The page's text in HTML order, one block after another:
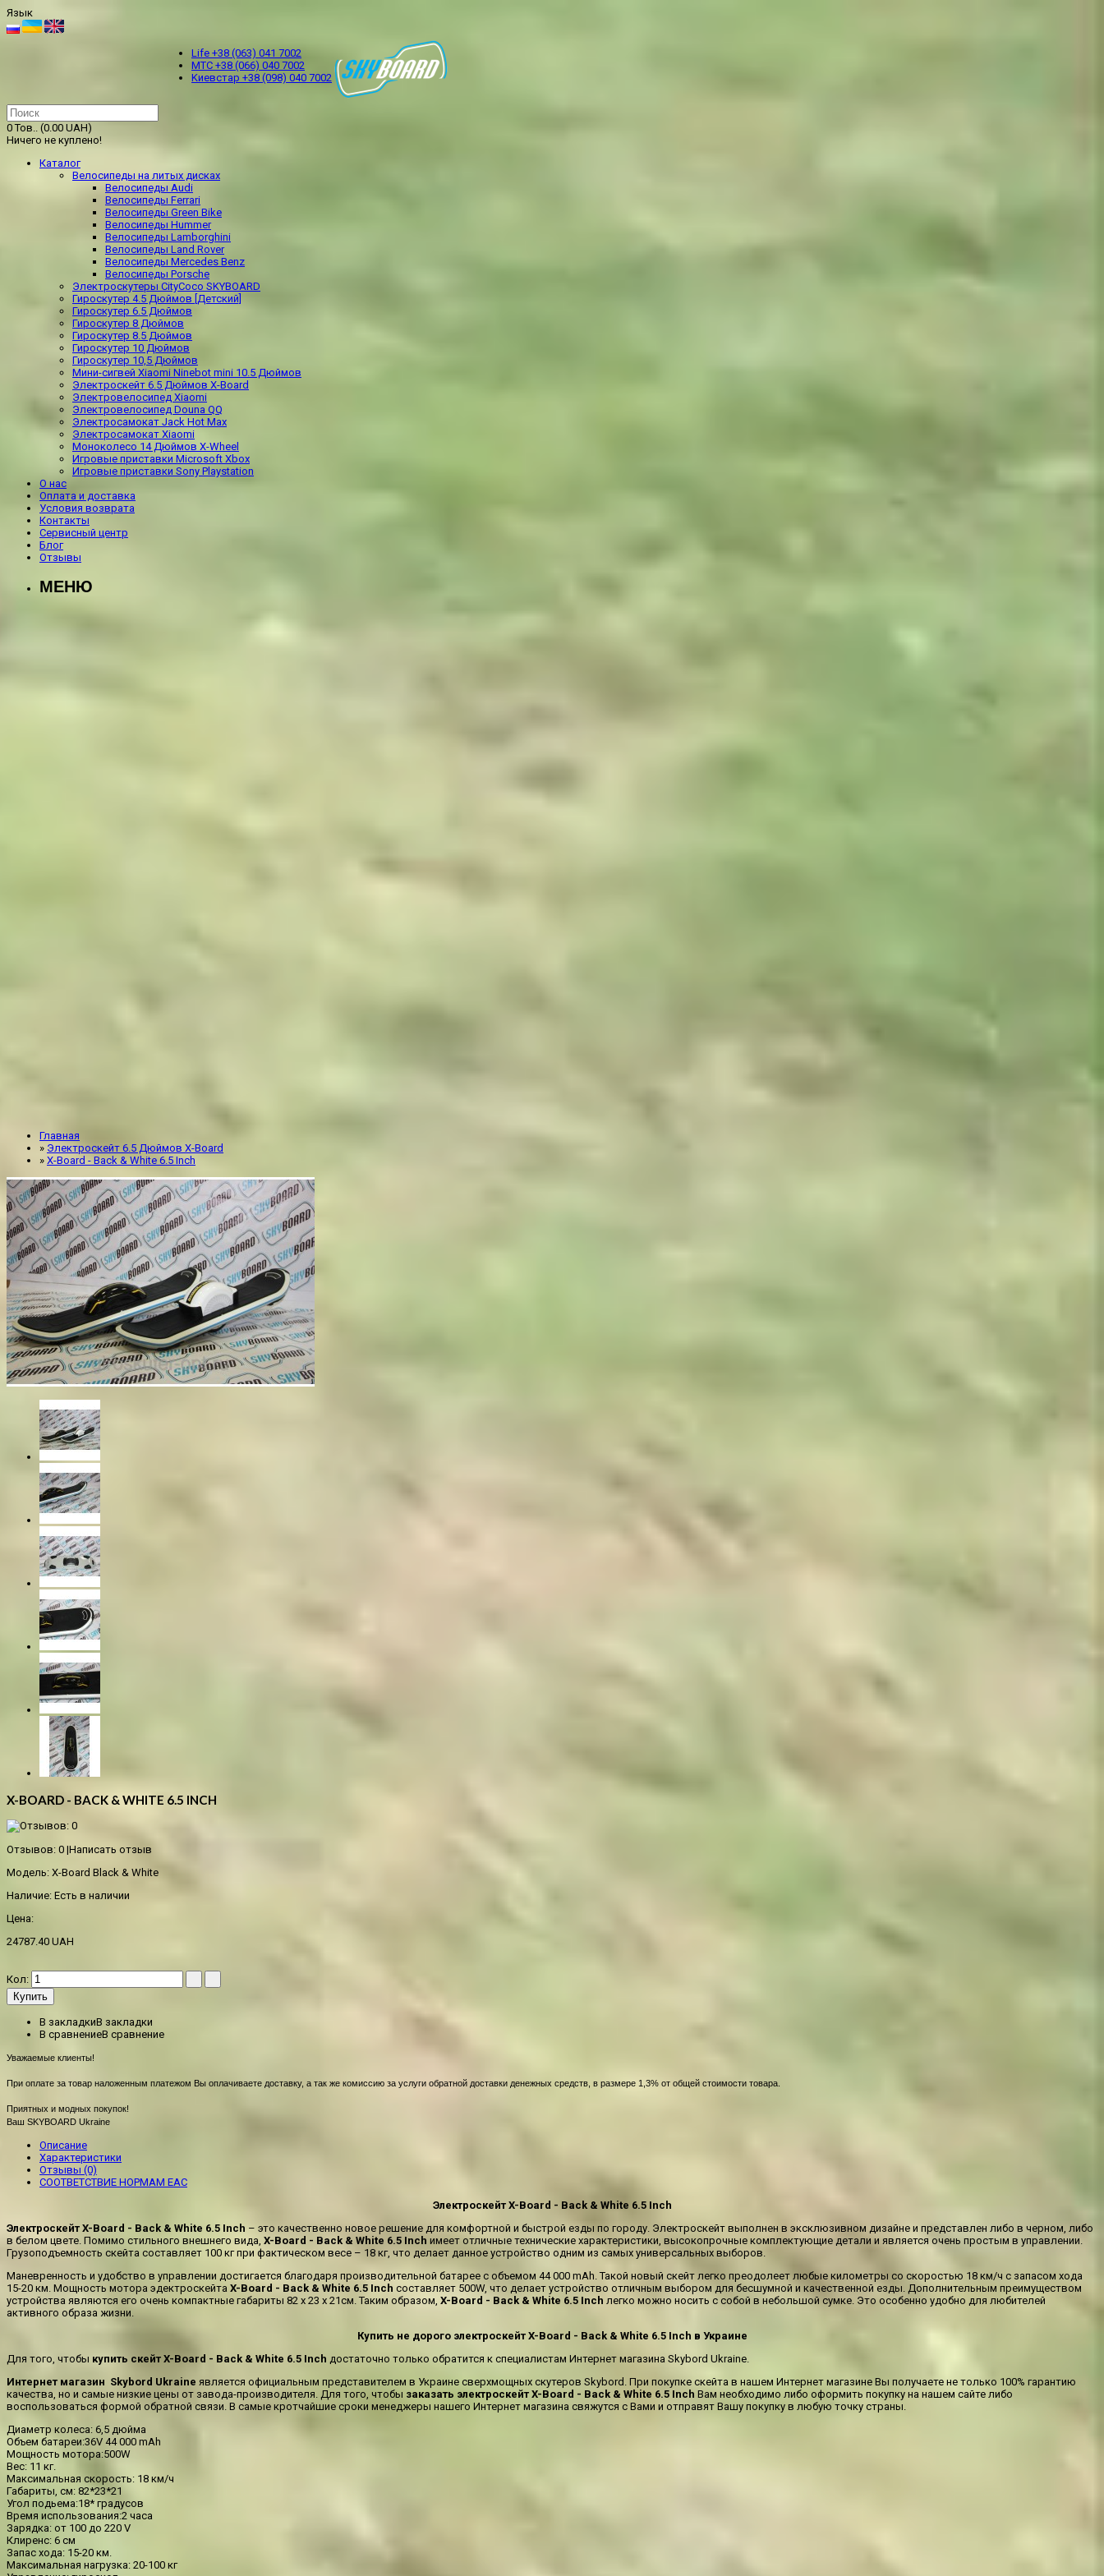
Язык
Life +38 (063) 041 7002
МТС +38 (066) 040 7002
Kиевстар +38 (098) 040 7002
0 Тов.. (0.00 UAH)
Ничего не куплено!
Каталог
Велосипеды на литых дисках
Велосипеды Audi
Велосипеды Ferrari
Велосипеды Green Bike
Велосипеды Hummer
Велосипеды Lamborghini
Велосипеды Land Rover
Велосипеды Mercedes Benz
Велосипеды Porsche
Электроскутеры CityCoco SKYBOARD
Гироскутер 4.5 Дюймов [Детский]
Гироскутер 6.5 Дюймов
Гироскутер 8 Дюймов
Гироскутер 8.5 Дюймов
Гироскутер 10 Дюймов
Гироскутер 10,5 Дюймов
Мини-сигвей Xiaomi Ninebot mini 10.5 Дюймов
Электроскейт 6.5 Дюймов X-Board
Электровелосипед Xiaomi
Электровелосипед Douna QQ
Электросамокат Jack Hot Max
Электросамокат Xiaomi
Моноколесо 14 Дюймов X-Wheel
Игровые приставки Microsoft Xbox
Игровые приставки Sony Playstation
О нас
Оплата и доставка
Условия возврата
Контакты
Сервисный центр
Блог
Отзывы
МЕНЮ
Главная
» Электроскейт 6.5 Дюймов X-Board
» X-Board - Back & White 6.5 Inch
X-BOARD - BACK & WHITE 6.5 INCH
Отзывов: 0 |Написать отзыв
Модель: X-Board Black & White
Наличие: Есть в наличии
Цена:
24787.40 UAH
Кол:
Купить
В закладкиВ закладки
В сравнениеВ сравнение
Уважаемые клиенты!
При оплате за товар наложенным платежом Вы оплачиваете доставку, а так же комиссию за услуги обратной доставки денежных средств, в размере 1,3% от общей стоимости товара.
Приятных и модных покупок!
Ваш SKYBOARD Ukraine
Описание
Характеристики
Отзывы (0)
СООТВЕТСТВИЕ НОРМАМ EAC
Электроскейт X-Board - Back & White 6.5 Inch
Электроскейт X-Board - Back & White 6.5 Inch – это качественно новое решение для комфортной и быстрой езды по городу. Электроскейт выполнен в эксклюзивном дизайне и представлен либо в черном, либо
в белом цвете. Помимо стильного внешнего вида, X-Board - Back & White 6.5 Inch имеет отличные технические характеристики, высокопрочные комплектующие детали и является очень простым в управлении.
Грузоподъемность скейта составляет 100 кг при фактическом весе – 18 кг, что делает данное устройство одним из самых универсальных выборов.
Маневренность и удобство в управлении достигается благодаря производительной батарее с объемом 44 000 mAh. Такой новый скейт легко преодолеет любые километры со скоростью 18 км/ч с запасом хода
15-20 км. Мощность мотора эдектроскейта X-Board - Back & White 6.5 Inch составляет 500W, что делает устройство отличным выбором для бесшумной и качественной езды. Дополнительным преимуществом
устройства являются его очень компактные габариты 82 х 23 х 21см. Таким образом, X-Board - Back & White 6.5 Inch легко можно носить с собой в небольшой сумке. Это особенно удобно для любителей
активного образа жизни.
Купить не дорого электроскейт X-Board - Back & White 6.5 Inch в Украине
Для того, чтобы купить скейт X-Board - Back & White 6.5 Inch достаточно только обратится к специалистам Интернет магазина Skybord Ukraine.
Интернет магазин Skybord Ukraine является официальным представителем в Украине сверхмощных скутеров Skybord. При покупке скейта в нашем Интернет магазине Вы получаете не только 100% гарантию
качества, но и самые низкие цены от завода-производителя. Для того, чтобы заказать электроскейт X-Board - Back & White 6.5 Inch Вам необходимо либо оформить покупку на нашем сайте либо
воспользоваться формой обратной связи. В самые кротчайшие сроки менеджеры нашего Интернет магазина свяжутся с Вами и отправят Вашу покупку в любую точку страны.
Диаметр колеса: 6,5 дюйма
Объем батареи:36V 44 000 mAh
Мощность мотора:500W
Вес: 11 кг.
Максимальная скорость: 18 км/ч
Габариты, см: 82*23*21
Угол подьема:18* градусов
Время использования:2 часа
Зарядка: от 100 до 220 V
Клиренс: 6 см
Запас хода: 15-20 км.
Максимальная нагрузка: 20-100 кг